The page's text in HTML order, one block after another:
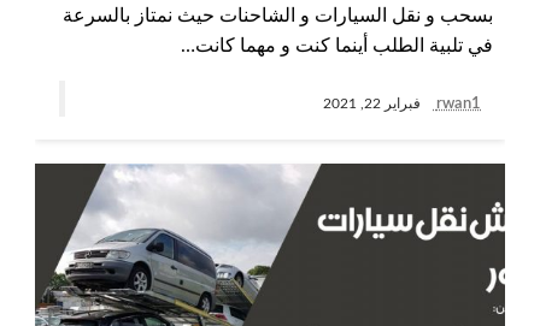
بسحب و نقل السيارات و الشاحنات حيث نمتاز بالسرعة
في تلبية الطلب أينما كنت و مهما كانت…
rwan1 فبراير 22, 2021